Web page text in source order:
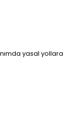
yasal yollara